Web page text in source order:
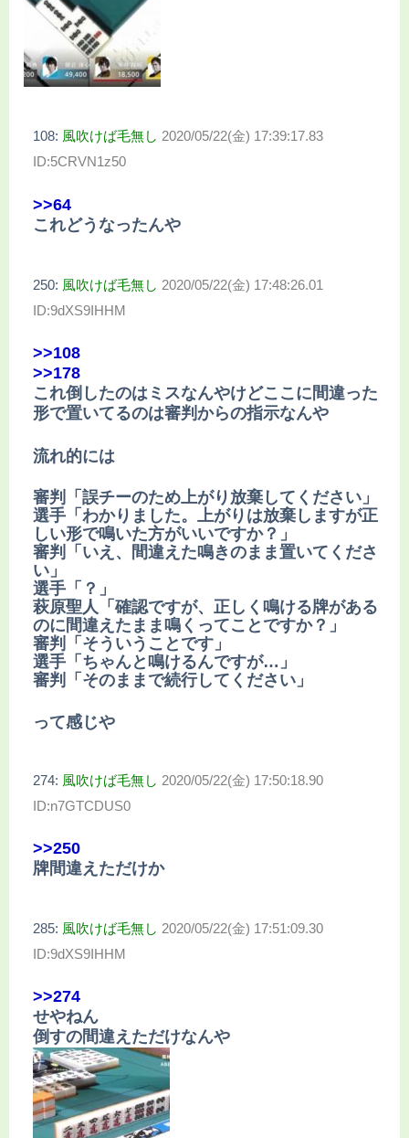
108: 風吹けば毛無し 2020/05/22(金) 17:39:17.83
ID:5CRVN1z50
>>64
これどうなったんや
250: 風吹けば毛無し 2020/05/22(金) 17:48:26.01
ID:9dXS9IHHM
>>108
>>178
これ倒したのはミスなんやけどここに間違った
形で置いてるのは審判からの指示なんや
流れ的には
審判「誤チーのため上がり放棄してください」
選手「わかりました。上がりは放棄しますが正
しい形で鳴いた方がいいですか？」
審判「いえ、間違えた鳴きのまま置いてくださ
い」
選手「？」
萩原聖人「確認ですが、正しく鳴ける牌がある
のに間違えたまま鳴くってことですか？」
審判「そういうことです」
選手「ちゃんと鳴けるんですが…」
審判「そのままで続行してください」
って感じや
274: 風吹けば毛無し 2020/05/22(金) 17:50:18.90
ID:n7GTCDUS0
>>250
牌間違えただけか
285: 風吹けば毛無し 2020/05/22(金) 17:51:09.30
ID:9dXS9IHHM
>>274
せやねん
倒すの間違えただけなんや